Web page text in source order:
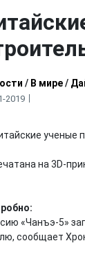
/ В мире/
2019
на 3D-
«Чанъэ-5»
сообщает